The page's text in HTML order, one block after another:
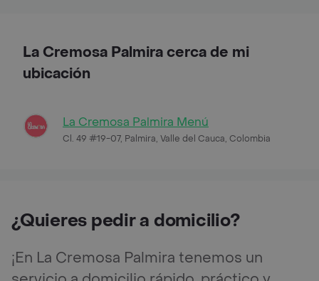
La Cremosa Palmira cerca de mi
ubicación
La Cremosa Palmira Menú
Cl. 49 #19-07, Palmira, Valle del Cauca, Colombia
¿Quieres pedir a domicilio?
¡En La Cremosa Palmira tenemos un